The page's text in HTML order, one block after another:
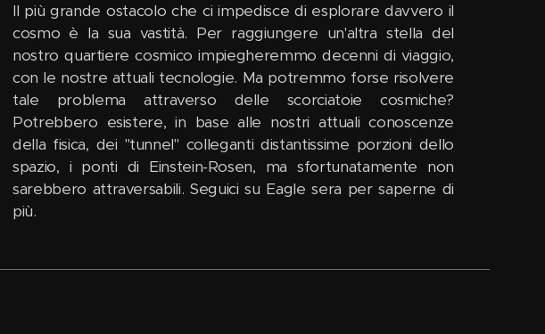
Il più grande ostacolo che ci impedisce di esplorare davvero il
cosmo è la sua vastità. Per raggiungere un'altra stella del
nostro quartiere cosmico impiegheremmo decenni di viaggio,
con le nostre attuali tecnologie. Ma potremmo forse risolvere
tale problema attraverso delle scorciatoie cosmiche?
Potrebbero esistere, in base alle nostri attuali conoscenze
della fisica, dei "tunnel" colleganti distantissime porzioni dello
spazio, i ponti di Einstein-Rosen, ma sfortunatamente non
sarebbero attraversabili. Seguici su Eagle sera per saperne di
più.